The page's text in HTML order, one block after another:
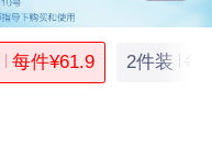
每件¥61.9 2件装 每